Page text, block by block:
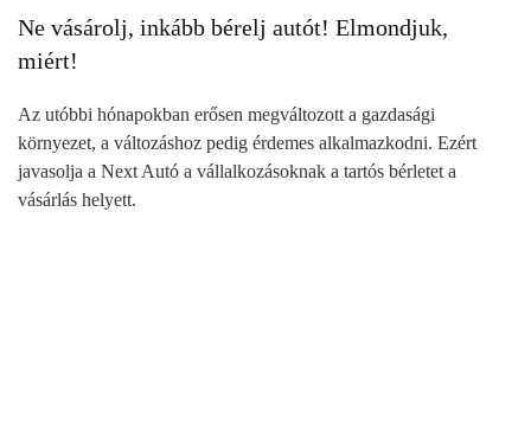
Ne vásárolj, inkább bérelj autót! Elmondjuk,
miért!
Az utóbbi hónapokban erősen megváltozott a gazdasági
környezet, a változáshoz pedig érdemes alkalmazkodni. Ezért
javasolja a Next Autó a vállalkozásoknak a tartós bérletet a
vásárlás helyett.